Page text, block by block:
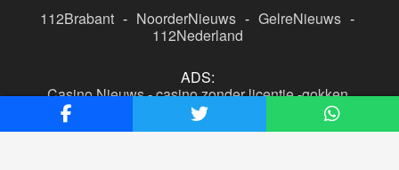
112Brabant - NoorderNieuws - GelreNieuws -
112Nederland
ADS:
Casino Nieuws-casino zonder licentie-gokken
buitenlandse site
beste online casino nederland